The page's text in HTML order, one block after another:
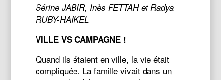
Sérine JABIR, Inès FETTAH et Radya
RUBY-HAIKEL
VILLE VS CAMPAGNE !
Quand ils étaient en ville, la vie était
compliquée. La famille vivait dans un